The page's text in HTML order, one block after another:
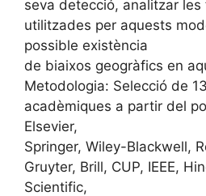
seva detecció, analitzar
utilitzades per aquests
possible existència
de biaixos geogràfics en
Metodologia: Selecció de
acadèmiques a partir del
Elsevier,
Springer, Wiley-Blackwell,
Gruyter, Brill, CUP, IEEE,
Scientific,